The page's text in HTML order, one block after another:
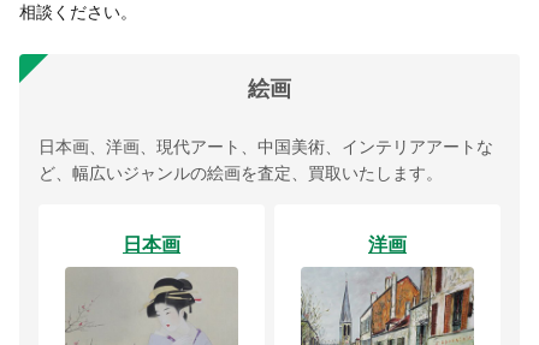
相談ください。
絵画
日本画、洋画、現代アート、中国美術、インテリアアートな
ど、幅広いジャンルの絵画を査定、買取いたします。
日本画 洋画